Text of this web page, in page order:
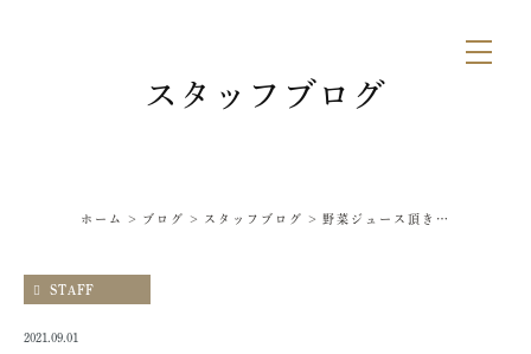
スタッフブログ
ホーム ブログ スタッフブログ 野菜ジュース頂きました♪
STAFF
2021.09.01